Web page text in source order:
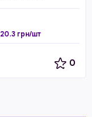
20.3 грн/шт
0